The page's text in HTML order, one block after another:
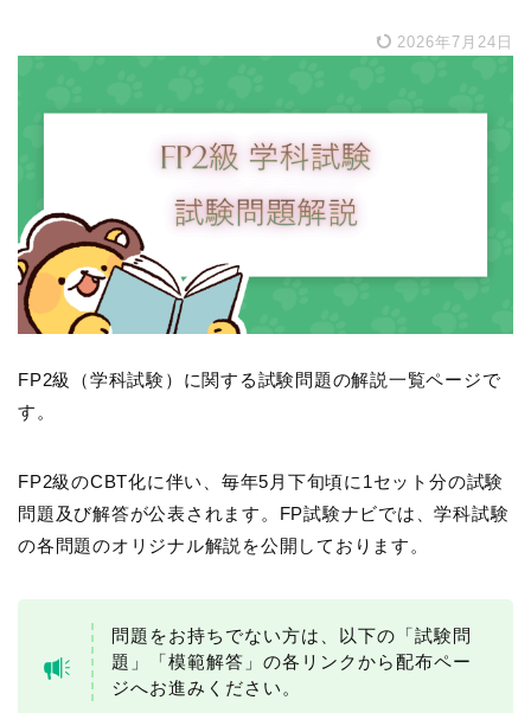
2026年7月24日
FP2級（学科試験）に関する試験問題の解説一覧ページで
す。
FP2級のCBT化に伴い、毎年5月下旬頃に1セット分の試験
問題及び解答が公表されます。FP試験ナビでは、学科試験
の各問題のオリジナル解説を公開しております。
問題をお持ちでない方は、以下の「試験問
題」「模範解答」の各リンクから配布ペー
ジへお進みください。